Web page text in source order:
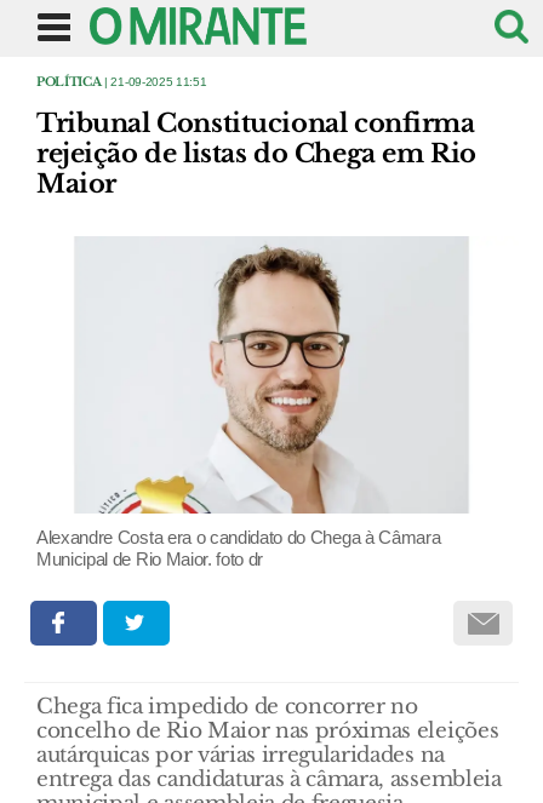
POLÍTICA | 21-09-2025 11:51
Tribunal Constitucional confirma
rejeição de listas do Chega em Rio
Maior
Alexandre Costa era o candidato do Chega à Câmara
Municipal de Rio Maior. foto dr
Chega fica impedido de concorrer no
concelho de Rio Maior nas próximas eleições
autárquicas por várias irregularidades na
entrega das candidaturas à câmara, assembleia